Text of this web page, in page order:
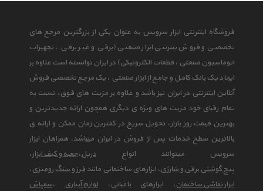
فروشگاه اینترنتی ابزار سرویس به عنوان یکی از بزرگترین مرجع های
تخصصی و فروش ینترنتی ابزار صنعتی (برقی و غیر برقی ، تجهیزات
اتوماسیون صنعتی ، قطعات الکترونیکی) در ایران توانسته است علاوه بر
ایجاد یک بانک کامل و جامع از ابزار صنعتی ، یک مرجع تخصصی فروش
آنلاین اینترنتی در ایران نیز باشد و علاوه بر مزیت های فوق، نسبت به
تمام رقبای خود مزیت های ویژه ی دیگری همچون ارائه جدیدترین و
بهترین قیمت روز بازار، تحویل سریع در کمترین زمان ممکن و ارائه ی
بالاترین سطح خدمات پس از فروش در ایران میباشد. همراهان ابزار
سرویس میتوانند انواع دریل،جعبه و کیف ابزار،
پیچ گوشتی برقی و شارژی، ابزارهای ساختمانی مانند فرز و سنگ رومیزی،
ابزار نقاشی ساختمان، ابزارهای باغبانی،لوازم آبیاری ،سمپاش